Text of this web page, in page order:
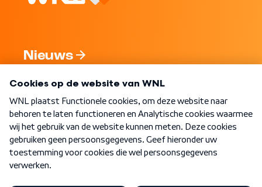
Nieuws
Nieuwsbrief
Word Lid